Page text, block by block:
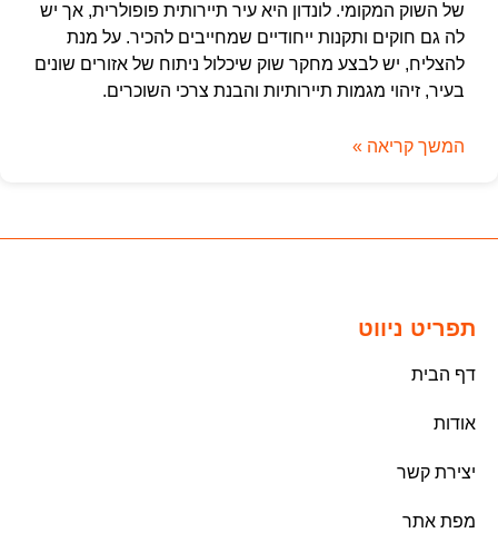
של השוק המקומי. לונדון היא עיר תיירותית פופולרית, אך יש
לה גם חוקים ותקנות ייחודיים שמחייבים להכיר. על מנת
להצליח, יש לבצע מחקר שוק שיכלול ניתוח של אזורים שונים
בעיר, זיהוי מגמות תיירותיות והבנת צרכי השוכרים.
המשך קריאה »
תפריט ניווט
דף הבית
אודות
יצירת קשר
מפת אתר